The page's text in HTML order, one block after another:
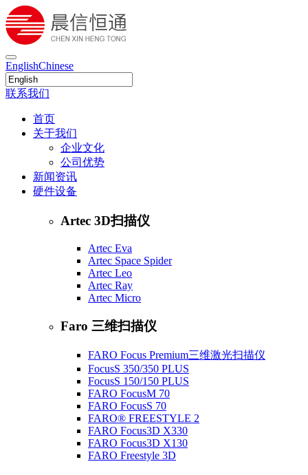
EnglishChinese
联系我们
首页
关于我们
企业文化
公司优势
新闻资讯
硬件设备
Artec 3D扫描仪
Artec Eva
Artec Space Spider
Artec Leo
Artec Ray
Artec Micro
Faro 三维扫描仪
FARO Focus Premium三维激光扫描仪
FocusS 350/350 PLUS
FocusS 150/150 PLUS
FARO FocusM 70
FARO FocusS 70
FARO® FREESTYLE 2
FARO Focus3D X330
FARO Focus3D X130
FARO Freestyle 3D